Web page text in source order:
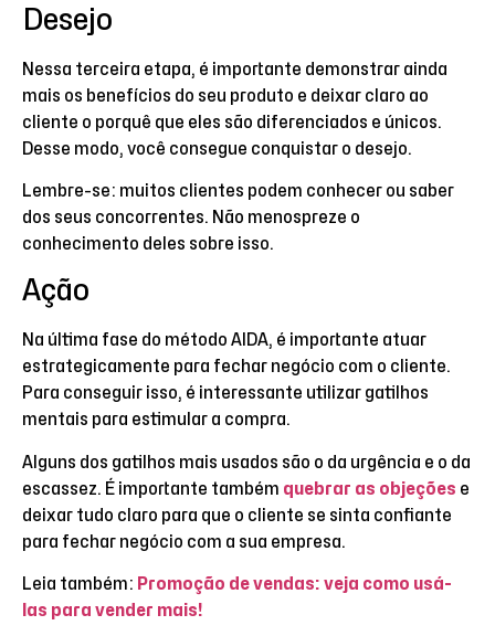
Desejo
Nessa terceira etapa, é importante demonstrar ainda
mais os benefícios do seu produto e deixar claro ao
cliente o porquê que eles são diferenciados e únicos.
Desse modo, você consegue conquistar o desejo.
Lembre-se: muitos clientes podem conhecer ou saber
dos seus concorrentes. Não menospreze o
conhecimento deles sobre isso.
Ação
Na última fase do método AIDA, é importante atuar
estrategicamente para fechar negócio com o cliente.
Para conseguir isso, é interessante utilizar gatilhos
mentais para estimular a compra.
Alguns dos gatilhos mais usados são o da urgência e o da
escassez. É importante também quebrar as objeções e
deixar tudo claro para que o cliente se sinta confiante
para fechar negócio com a sua empresa.
Leia também: Promoção de vendas: veja como usá-
las para vender mais!